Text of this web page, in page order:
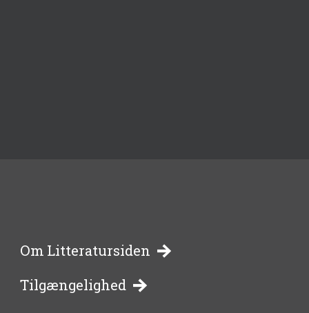
-
Om Litteratursiden
Tilgængelighed